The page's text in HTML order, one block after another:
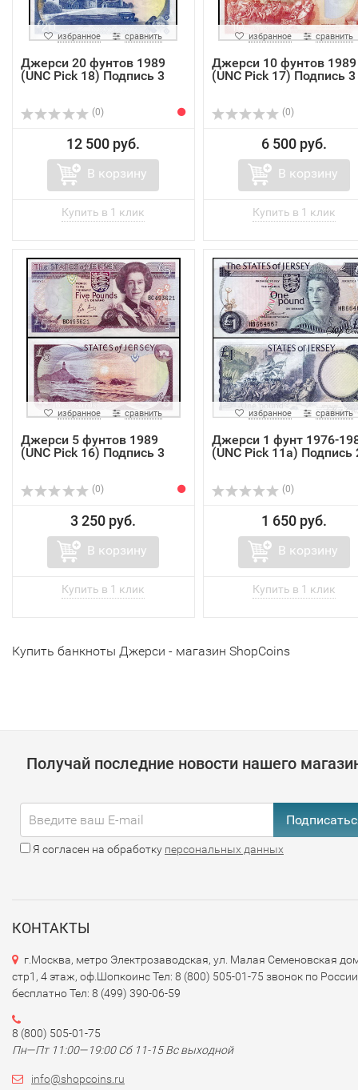
избранное сравнить
Джерси 20 фунтов 1989
(UNC Pick 18) Подпись 3
(0)
12 500 руб.
В корзину
избранное сравнить
Джерси 10 фунтов 1989
(UNC Pick 17) Подпись 3
(0)
6 500 руб.
В корзину
избранное сравнить
Джерси 5 фунтов 1989
(UNC Pick 16) Подпись 3
(0)
3 250 руб.
В корзину
избранное сравнить
Джерси 1 фунт 1976-
(UNC Pick 11a) Подпись
(0)
1 650 руб.
В корзину
Купить банкноты Джерси - магазин ShopCoins
Получай последние новости нашего
Я согласен на обработку персональных данных
КОНТАКТЫ
г.Москва, метро Электрозаводская, ул. Малая Семеновская
стр1, 4 этаж, оф.Шопкоинс Тел: 8 (800) 505-01-75 звонок по России
бесплатно Тел: 8 (499) 390-06-59
8 (800) 505-01-75
Пн—Пт 11:00—19:00 Сб 11-15 Вс выходной
info@shopcoins.ru